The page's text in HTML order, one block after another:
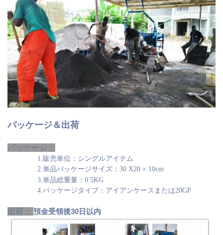
パッケージ＆出荷
パッケージ：
1.販売単位：シングルアイテム
2.単品パッケージサイズ：30 X20 × 10cm
3.単品総重量：0.5KG
4.パッケージタイプ：アイアンケースまたは20GP
出荷： 預金受領後30日以内